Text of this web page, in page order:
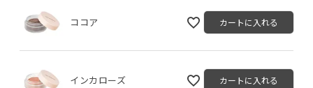
ココア カートに入れる
インカローズ カートに入れる